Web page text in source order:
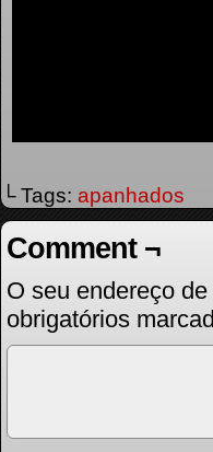
└ Tags: apanhados
Comment ¬
O seu endereço
obrigatórios